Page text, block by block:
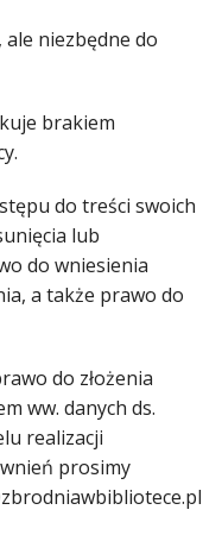
niezbędne do
brakiem
do treści swoich
lub
do wniesienia
a także prawo do
do złożenia
ww. danych ds.
realizacji
prosimy